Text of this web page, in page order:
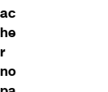
ac
he
r
no